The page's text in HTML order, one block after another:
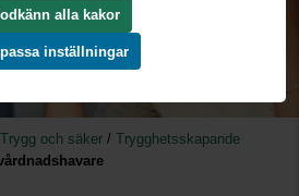
Trygg och säker / Trygghetsskapande
alla kakor
inställningar